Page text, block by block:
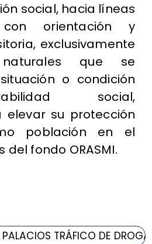
social, hacia líneas
orientación y
exclusivamente
que se
o condición
social,
elevar su protección
población en el
fondo ORASMI.
TRÁFICO DE DROGA